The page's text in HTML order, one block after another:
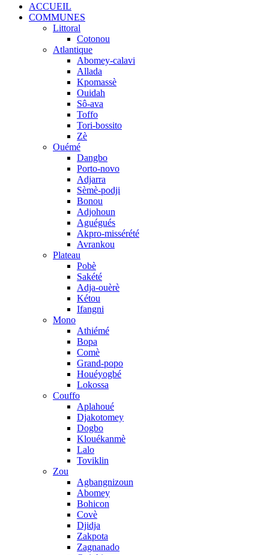
ACCUEIL
COMMUNES
Littoral
Cotonou
Atlantique
Abomey-calavi
Allada
Kpomassè
Ouidah
Sô-ava
Toffo
Tori-bossito
Zè
Ouémé
Dangbo
Porto-novo
Adjarra
Sèmè-podji
Bonou
Adjohoun
Aguégués
Akpro-missérété
Avrankou
Plateau
Pobè
Sakété
Adja-ouèrè
Kétou
Ifangni
Mono
Athiémé
Bopa
Comè
Grand-popo
Houéyogbé
Lokossa
Couffo
Aplahoué
Djakotomey
Dogbo
Klouékanmè
Lalo
Toviklin
Zou
Agbangnizoun
Abomey
Bohicon
Covè
Djidja
Zakpota
Zagnanado